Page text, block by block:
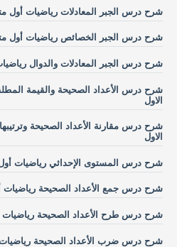
شرح درس الجبر المعادلات رياضيات أول
شرح درس الجبر الخصائص رياضيات أول
شرح درس الجبر المعادلات والدوال
شرح درس الأعداد الصحيحة والقيمة
الاول
شرح درس مقارنة الأعداد الصحيحة
الاول
شرح درس المستوى الإحداثي رياضيات
شرح درس جمع الأعداد الصحيحة رياضيات
شرح درس طرح الأعداد الصحيحة
شرح درس ضرب الأعداد الصحيحة